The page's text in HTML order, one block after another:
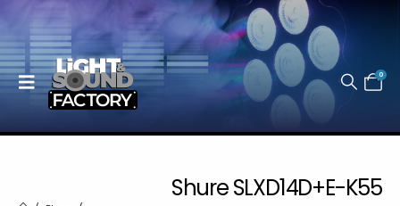
0
Shure SLXD14D+E-K55